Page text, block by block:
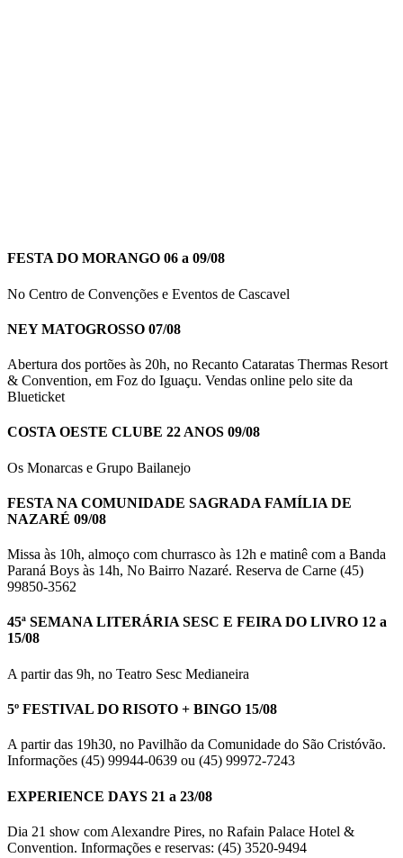
FESTA DO MORANGO 06 a 09/08
No Centro de Convenções e Eventos de Cascavel
NEY MATOGROSSO 07/08
Abertura dos portões às 20h, no Recanto Cataratas Thermas Resort
& Convention, em Foz do Iguaçu. Vendas online pelo site da
Blueticket
COSTA OESTE CLUBE 22 ANOS 09/08
Os Monarcas e Grupo Bailanejo
FESTA NA COMUNIDADE SAGRADA FAMÍLIA DE
NAZARÉ 09/08
Missa às 10h, almoço com churrasco às 12h e matinê com a Banda
Paraná Boys às 14h, No Bairro Nazaré. Reserva de Carne (45)
99850-3562
45ª SEMANA LITERÁRIA SESC E FEIRA DO LIVRO 12 a
15/08
A partir das 9h, no Teatro Sesc Medianeira
5º FESTIVAL DO RISOTO + BINGO 15/08
A partir das 19h30, no Pavilhão da Comunidade do São Cristóvão.
Informações (45) 99944-0639 ou (45) 99972-7243
EXPERIENCE DAYS 21 a 23/08
Dia 21 show com Alexandre Pires, no Rafain Palace Hotel &
Convention. Informações e reservas: (45) 3520-9494